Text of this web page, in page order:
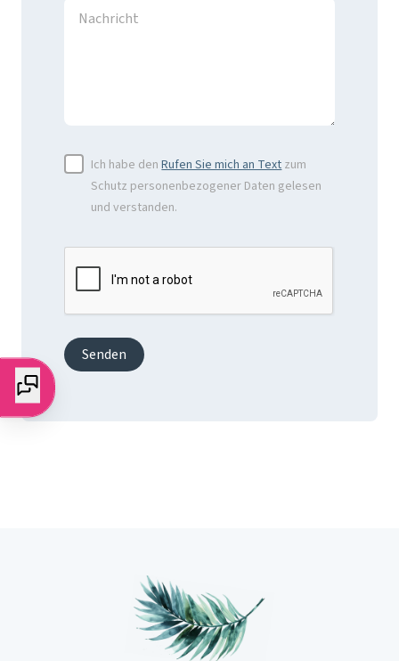
Ich habe denRufen Sie mich an Textzum
Schutz personenbezogener Daten gelesen
und verstanden.
Senden